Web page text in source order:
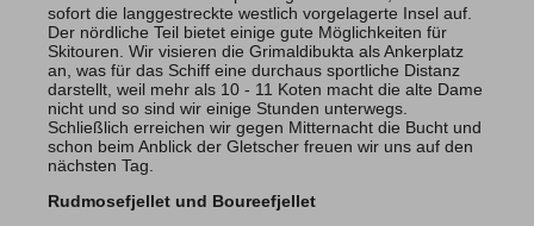
sofort die langgestreckte westlich vorgelagerte Insel auf.
Der nördliche Teil bietet einige gute Möglichkeiten für
Skitouren. Wir visieren die Grimaldibukta als Ankerplatz
an, was für das Schiff eine durchaus sportliche Distanz
darstellt, weil mehr als 10 - 11 Koten macht die alte Dame
nicht und so sind wir einige Stunden unterwegs.
Schließlich erreichen wir gegen Mitternacht die Bucht und
schon beim Anblick der Gletscher freuen wir uns auf den
nächsten Tag.
Rudmosefjellet und Boureefjellet